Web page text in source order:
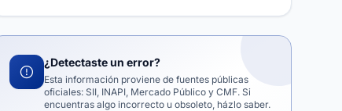
¿Detectaste un error?
Esta información proviene de fuentes públicas
oficiales: SII, INAPI, Mercado Público y CMF. Si
encuentras algo incorrecto u obsoleto, házlo saber.